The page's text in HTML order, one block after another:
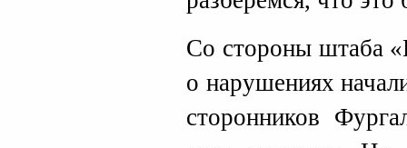
Со стороны штаба
о нарушениях
сторонников